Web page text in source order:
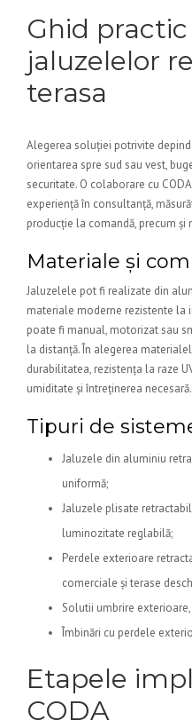
Ghid
jaluzelelor
terasa
Alegerea soluției potrivite
orientarea spre sud sau vest,
securitate. O colaborare cu
experiență în consultanță,
producție la comandă, precum și
Materiale și
Jaluzelele pot fi realizate din
materiale moderne rezistente la
poate fi manual, motorizat sau
la distanță. În alegerea
durabilitatea, rezistența la raze
umiditate și întreținerea necesară.
Tipuri de
Jaluzele din aluminiu
uniformă;
Jaluzele plisate
luminozitate reglabilă;
Perdele exterioare
comerciale și terase
Solutii umbrire
Îmbinări cu perdele
Etapele
CODA